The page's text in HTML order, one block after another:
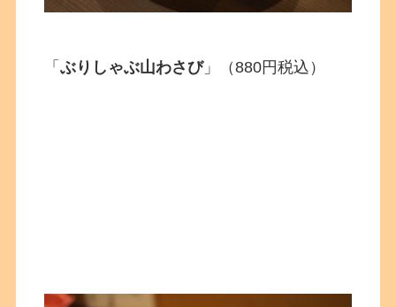
「ぶりしゃぶ山わさび」（880円税込）